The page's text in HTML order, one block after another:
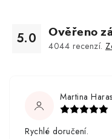
5.0 Ověřeno
4044 recenzí.
Martina
Rychlé doručení.